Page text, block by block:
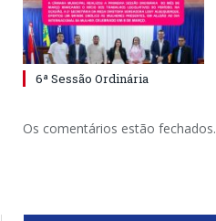
6ª Sessão Ordinária
Os comentários estão fechados.